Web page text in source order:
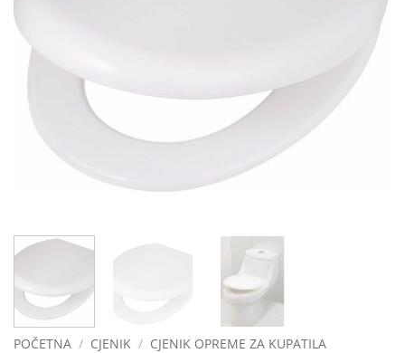
POČETNA / CJENIK / CJENIK OPREME ZA KUPATILA